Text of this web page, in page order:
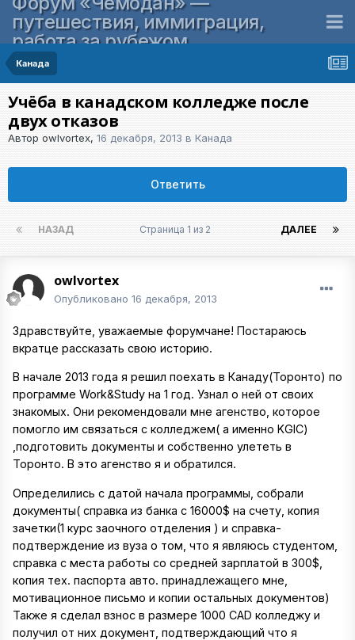
путешествия, иммиграция,
работа за рубежом
Канада
Учёба в канадском колледже после
двух отказов
Автор owlvortex, 16 декабря, 2013 в Канада
Ответить
НАЗАД ДАЛЕЕ
Страница 1 из 2
owlvortex
Опубликовано 16 декабря, 2013
Здравствуйте, уважаемые форумчане! Постараюсь
вкратце рассказать свою историю.
В начале 2013 года я решил поехать в Канаду(Торонто) по
программе Work&Study на 1 год. Узнал о ней от своих
знакомых. Они рекомендовали мне агенство, которое
помогло им связаться с колледжем( а именно KGIC)
,подготовить документы и собственно улететь в
Торонто. В это агенство я и обратился.
Определились с датой начала программы, собрали
документы( справка из банка с 16000$ на счету, копия
зачетки(1 курс заочного отделения ) и справка-
подтверждение из вуза о том, что я являюсь студентом,
справка с места работы со средней зарплатой в 300$,
копия тех. паспорта авто. принадлежащего мне,
мотивационное письмо и копии остальных документов)
Также я сделал взнос в размере 1000 CAD колледжу и
получил от них документ, подтверждающий что я